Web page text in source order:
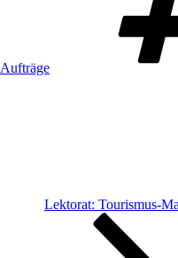
Aufträge
Lektorat: Tourismus-